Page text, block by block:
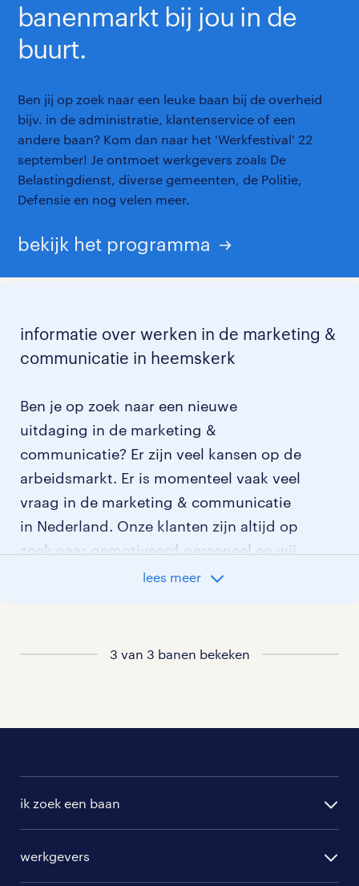
banenmarkt bij jou in de
buurt.
Ben jij op zoek naar een leuke baan bij de overheid
bijv. in de administratie, klantenservice of een
andere baan? Kom dan naar het 'Werkfestival' 22
september! Je ontmoet werkgevers zoals De
Belastingdienst, diverse gemeenten, de Politie,
Defensie en nog velen meer.
bekijk het programma
informatie over werken in de marketing &
communicatie in heemskerk
Ben je op zoek naar een nieuwe
uitdaging in de marketing &
communicatie? Er zijn veel kansen op de
arbeidsmarkt. Er is momenteel vaak veel
vraag in de marketing & communicatie
in Nederland. Onze klanten zijn altijd op
zoek naar gemotiveerd personeel en wij
kijken graag samen met je naar de
meest recente vacatures.
lees meer
3 van 3 banen bekeken
ik zoek een baan
werkgevers